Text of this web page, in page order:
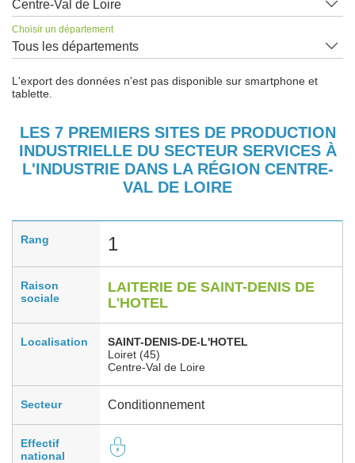
Centre-Val de Loire
Choisir un département
Tous les départements
L'export des données n'est pas disponible sur smartphone et
tablette.
LES 7 PREMIERS SITES DE PRODUCTION
INDUSTRIELLE DU SECTEUR SERVICES À
L'INDUSTRIE DANS LA RÉGION CENTRE-
VAL DE LOIRE
Rang 1
Raison
sociale
LAITERIE DE SAINT-DENIS DE
L'HOTEL
Localisation
SAINT-DENIS-DE-L'HOTEL
Loiret (45)
Centre-Val de Loire
Secteur Conditionnement
Effectif
national